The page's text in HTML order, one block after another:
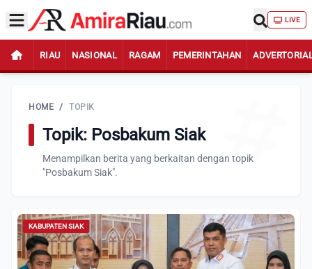
LIVE
RIAU NASIONAL RAGAM PEMERINTAHAN
HOME / TOPIK
Topik: Posbakum Siak
Menampilkan berita yang berkaitan dengan topik
"Posbakum Siak".
KABUPATEN SIAK